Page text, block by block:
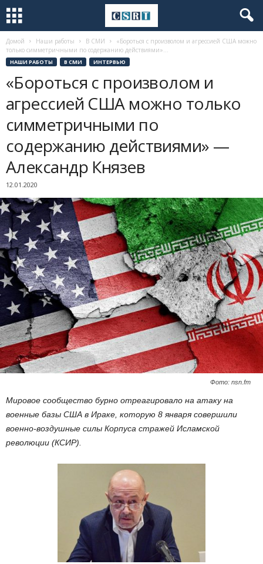
Домой Наши работы В СМИ
«Бороться с произволом и агрессией США можно
только симметричными по содержанию действиями»...
НАШИ РАБОТЫ В СМИ ИНТЕРВЬЮ
«Бороться с произволом и
агрессией США можно только
симметричными по
содержанию действиями» —
Александр Князев
12.01.2020
Фото: nsn.fm
Мировое сообщество бурно отреагировало на атаку на
военные базы США в Ираке, которую 8 января совершили
военно-воздушные силы Корпуса стражей Исламской
революции (КСИР).